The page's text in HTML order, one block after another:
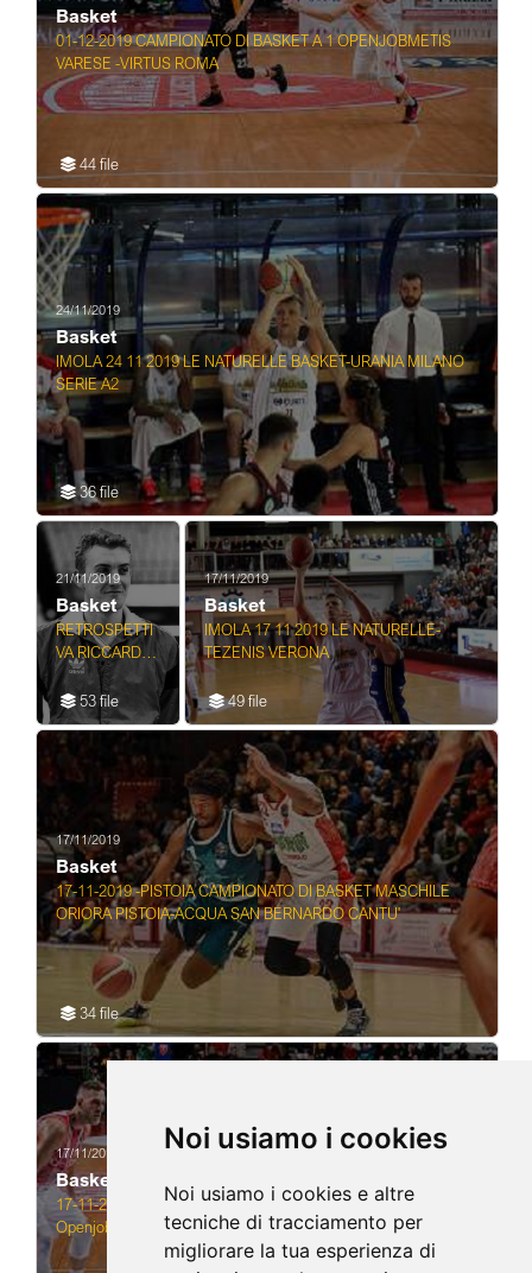
Noi usiamo i cookies
Noi usiamo i cookies e altre
tecniche di tracciamento per
migliorare la tua esperienza di
Basket
01-12-2019 CAMPIONATO DI BASKET A 1 OPENJOBMETIS
VARESE -VIRTUS ROMA
44 file
24/11/2019
Basket
IMOLA 24 11 2019 LE NATURELLE BASKET-URANIA MILANO
SERIE A2
36 file
21/11/2019
Basket
RETROSPETTI
VA RICCARDO
MORANDOTTI,
Pallacanestro
Giocatore
Basket,
italiano
53 file
17/11/2019
Basket
IMOLA 17 11 2019 LE NATURELLE-
TEZENIS VERONA
49 file
17/11/2019
Basket
17-11-2019 -PISTOIA CAMPIONATO DI BASKET MASCHILE
ORIORA PISTOIA-ACQUA SAN BERNARDO CANTU'
34 file
17/11/2019
Basket
17-11-2019 VARESE CAMPIONATO DI BASKET SERIE A 1
Openjobmetis Varese vs Umana Reyer Venezia